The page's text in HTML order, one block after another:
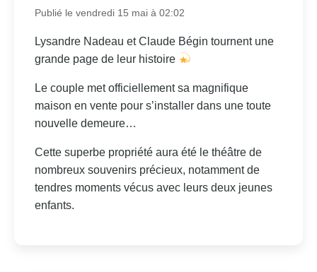
Publié le vendredi 15 mai à 02:02
Lysandre Nadeau et Claude Bégin tournent une
grande page de leur histoire
Le couple met officiellement sa magnifique
maison en vente pour s’installer dans une toute
nouvelle demeure…
Cette superbe propriété aura été le théâtre de
nombreux souvenirs précieux, notamment de
tendres moments vécus avec leurs deux jeunes
enfants.